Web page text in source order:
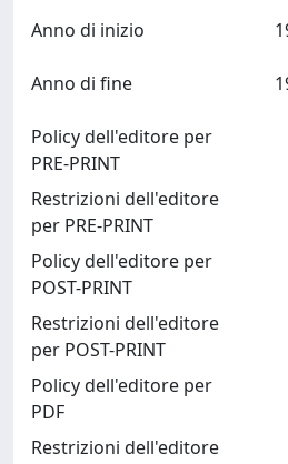
Anno di inizio
Anno di fine
Policy dell'editore per
PRE-PRINT
Restrizioni dell'editore
per PRE-PRINT
Policy dell'editore per
POST-PRINT
Restrizioni dell'editore
per POST-PRINT
Policy dell'editore per
PDF
Restrizioni dell'editore